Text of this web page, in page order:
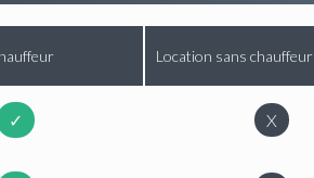
Location sans chauffeur
✓ X